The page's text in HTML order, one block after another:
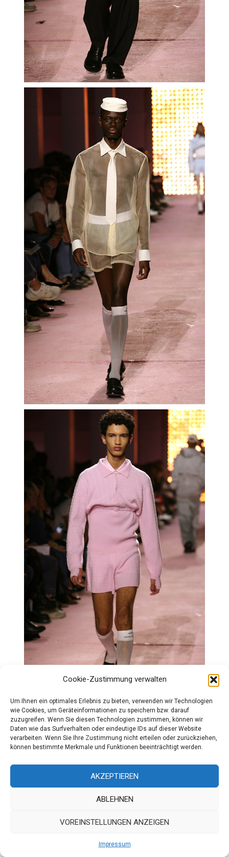
Cookie-Zustimmung verwalten
Um Ihnen ein optimales Erlebnis zu bieten, verwenden wir Technologien
wie Cookies, um Geräteinformationen zu speichern bzw. darauf
zuzugreifen. Wenn Sie diesen Technologien zustimmen, können wir
Daten wie das Surfverhalten oder eindeutige IDs auf dieser Website
verarbeiten. Wenn Sie Ihre Zustimmung nicht erteilen oder zurückziehen,
können bestimmte Merkmale und Funktionen beeinträchtigt werden.
AKZEPTIEREN
ABLEHNEN
VOREINSTELLUNGEN ANZEIGEN
Impressum